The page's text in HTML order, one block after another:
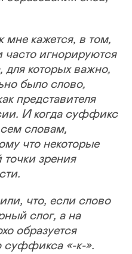
мне кажется, в том,
часто игнорируются
для которых важно,
было слово,
представителя
И когда суффикс
словам,
что некоторые
точки зрения
что, если слово
слог, а на
образуется
«-к-».